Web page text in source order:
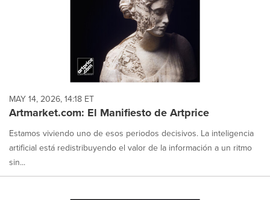
MAY 14, 2026, 14:18 ET
Artmarket.com: El Manifiesto de Artprice
Estamos viviendo uno de esos periodos decisivos. La inteligencia
artificial está redistribuyendo el valor de la información a un ritmo
sin...